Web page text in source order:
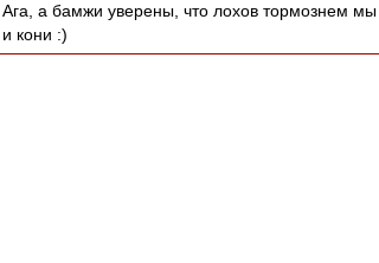
Ага, а бамжи уверены, что лохов тормознем мы
и кони :)